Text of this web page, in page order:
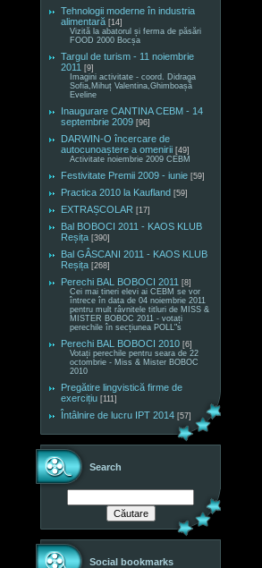
Tehnologii moderne în industria
alimentară [14]
Vizită la abatorul și ferma de păsări
FOOD 2000 Bocșa
Targul de turism - 11 noiembrie
2011 [9]
Imagini activitate - coord. Didraga
Sofia,Mihuț Valentina,Ghimboașă
Eveline
Inaugurare CANTINA CEBM - 14
septembrie 2009 [96]
DARWIN-O încercare de
autocunoaștere a omenirii [49]
Activitate noiembrie 2009 CEBM
Festivitate Premii 2009 - iunie [59]
Practica 2010 la Kaufland [59]
EXTRAȘCOLAR [17]
Bal BOBOCI 2011 - KAOS KLUB
Reșița [390]
Bal GÂSCANI 2011 - KAOS KLUB
Reșița [268]
Perechi BAL BOBOCI 2011 [8]
Cei mai tineri elevi ai CEBM se vor
întrece în data de 04 noiembrie 2011
pentru mult râvnitele titluri de MISS &
MISTER BOBOC 2011 - votați
perechile în secțiunea POLL"s
Perechi BAL BOBOCI 2010 [6]
Votați perechile pentru seara de 22
octombrie - Miss & Mister BOBOC
2010
Pregătire lingvistică firme de
exercițiu [111]
Întâlnire de lucru IPT 2014 [57]
Search
Social bookmarks